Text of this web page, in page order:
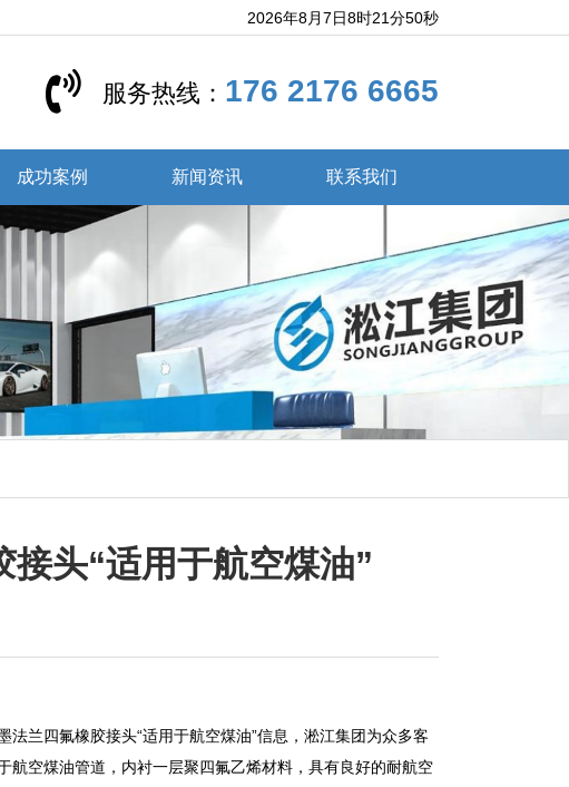
2026年8月7日8时21分51秒
服务热线： 176 2176 6665
成功案例 新闻资讯 联系我们
头“适用于航空煤油”
法兰四氟橡胶接头“适用于航空煤油”信息，淞江集团为众多客
航空煤油管道，内衬一层聚四氟乙烯材料，具有良好的耐航空